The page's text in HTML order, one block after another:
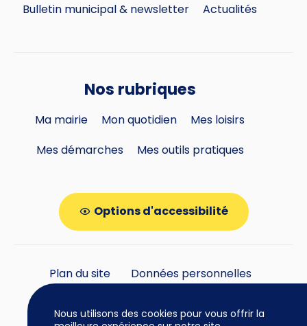
Bulletin municipal & newsletter
Actualités
Nos rubriques
Ma mairie Mon quotidien
Mes loisirs
Mes démarches
Mes outils pratiques
Options d'accessibilité
Plan du site
Données personnelles
Nous utilisons des cookies pour vous offrir la